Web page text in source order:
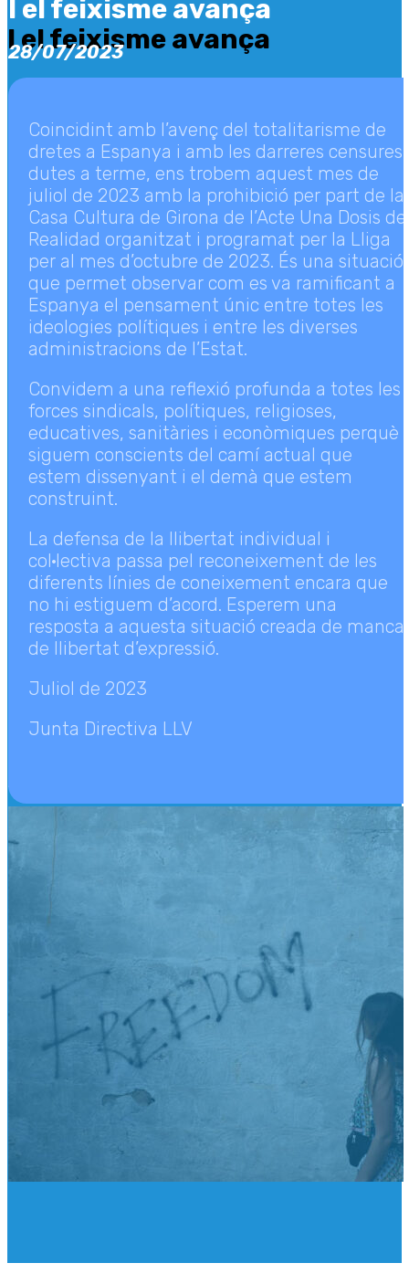
I el feixisme avança
I el feixisme avança
28/07/2023
Coincidint amb l’avenç del totalitarisme de
dretes a Espanya i amb les darreres censures
dutes a terme, ens trobem aquest mes de
juliol de 2023 amb la prohibició per part de la
Casa Cultura de Girona de l’Acte Una Dosis de
Realidad organitzat i programat per la Lliga
per al mes d’octubre de 2023. És una situació
que permet observar com es va ramificant a
Espanya el pensament únic entre totes les
ideologies polítiques i entre les diverses
administracions de l’Estat.
Convidem a una reflexió profunda a totes les
forces sindicals, polítiques, religioses,
educatives, sanitàries i econòmiques perquè
siguem conscients del camí actual que
estem dissenyant i el demà que estem
construint.
La defensa de la llibertat individual i
col·lectiva passa pel reconeixement de les
diferents línies de coneixement encara que
no hi estiguem d’acord. Esperem una
resposta a aquesta situació creada de manca
de llibertat d’expressió.
Juliol de 2023
Junta Directiva LLV